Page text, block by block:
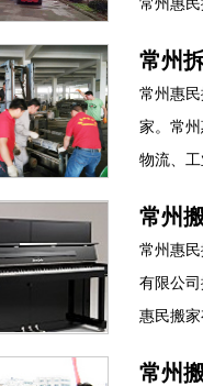
常州
常州惠
家。常
物流、
常州
常州惠
有限公
惠民搬
常州